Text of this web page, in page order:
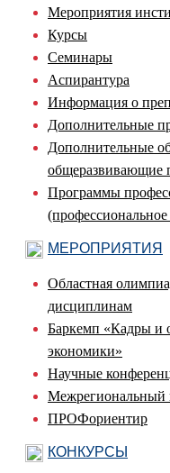
Мероприятия
Курсы
Семинары
Аспирантура
Информация о
Дополнительные
Дополнительные
общеразвивающие
Программы
МЕРОПРИЯТИЯ
Областная
дисциплинам
Баркемп «Кадры и
экономики»
Научные
Межрегиональный
ПРОФориентир
КОНКУРСЫ